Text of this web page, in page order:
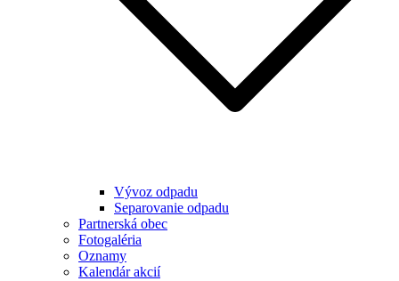
Vývoz odpadu
Separovanie odpadu
Partnerská obec
Fotogaléria
Oznamy
Kalendár akcií